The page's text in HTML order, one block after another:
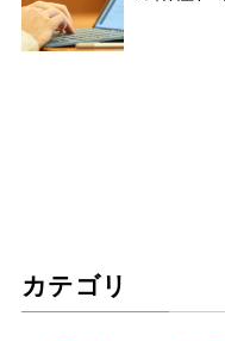
カテゴリ